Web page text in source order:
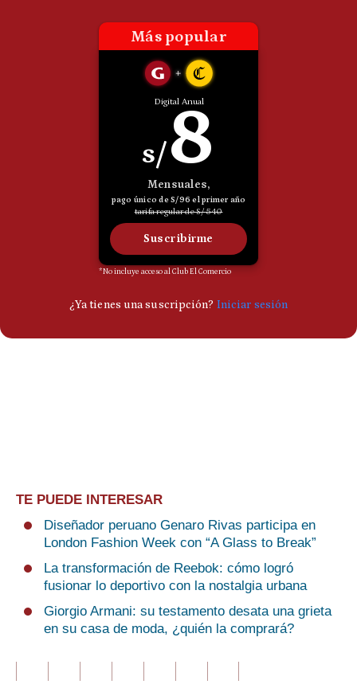
TE PUEDE INTERESAR
Diseñador peruano Genaro Rivas participa en
London Fashion Week con “A Glass to Break”
La transformación de Reebok: cómo logró
fusionar lo deportivo con la nostalgia urbana
Giorgio Armani: su testamento desata una grieta
en su casa de moda, ¿quién la comprará?